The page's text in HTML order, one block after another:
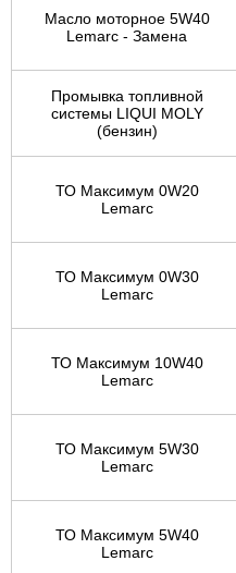
Челябинск
Череповец
Ярославль
Масло моторное 5W40
Lemarc - Замена
Промывка топливной
системы LIQUI MOLY
(бензин)
ТО Максимум 0W20
Lemarc
ТО Максимум 0W30
Lemarc
ТО Максимум 10W40
Lemarc
ТО Максимум 5W30
Lemarc
ТО Максимум 5W40
Lemarc